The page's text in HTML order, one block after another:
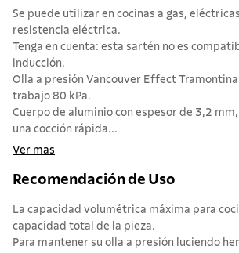
Se puede utilizar en cocinas a gas,
resistencia eléctrica.
Tenga en cuenta: esta sartén no es
inducción.
Olla a presión Vancouver Effect
trabajo 80 kPa.
Cuerpo de aluminio con espesor de 3,2
una cocción rápida...
Ver mas
Recomendación de Uso
La capacidad volumétrica máxima para
capacidad total de la pieza.
Para mantener su olla a presión luciendo